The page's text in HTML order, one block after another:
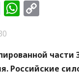
Messenger
части
Российские